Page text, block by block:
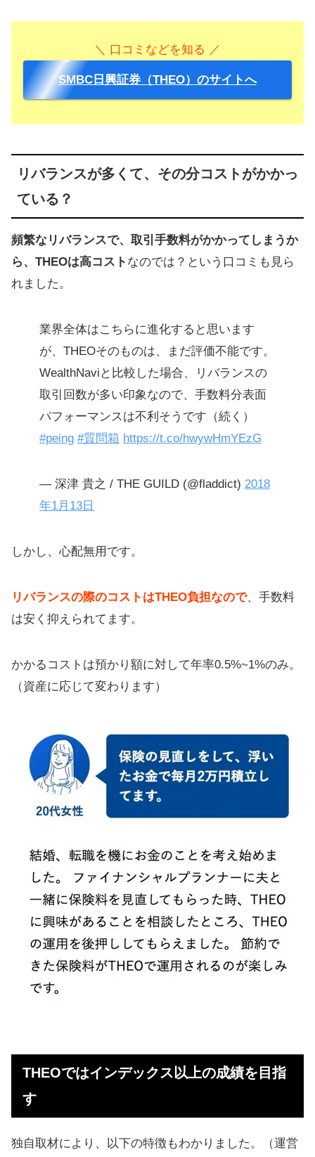
＼ 口コミなどを知る ／
SMBC日興証券（THEO）のサイトへ
リバランスが多くて、その分コストがかかっ
ている？
頻繁なリバランスで、取引手数料がかかってしまうか
ら、THEOは高コスト なのでは？という口コミも見ら
れました。
業界全体はこちらに進化すると思います
が、THEOそのものは、まだ評価不能です。
WealthNaviと比較した場合、リバランスの
取引回数が多い印象なので、手数料分表面
パフォーマンスは不利そうです（続く）
#peing #質問箱 https://t.co/hwywHmYEzG
— 深津 貴之 / THE GUILD (@fladdict) 2018
年1月13日
しかし、心配無用です。
リバランスの際のコストはTHEO負担なので、手数料
は安く抑えられてます。
かかるコストは預かり額に対して年率0.5%~1%のみ。
（資産に応じて変わります）
THEOではインデックス以上の成績を目指
す
独自取材により、以下の特徴もわかりました。（運営